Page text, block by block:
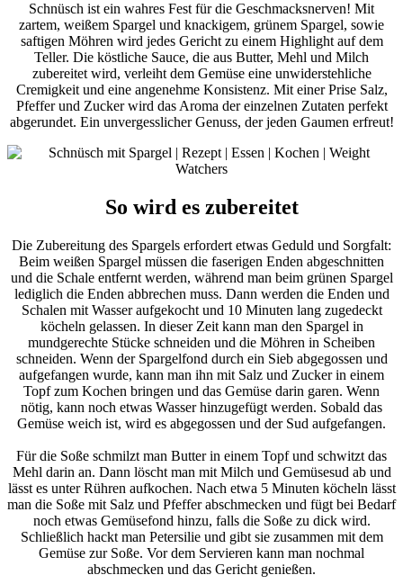
Schnüsch ist ein wahres Fest für die Geschmacksnerven! Mit
zartem, weißem Spargel und knackigem, grünem Spargel, sowie
saftigen Möhren wird jedes Gericht zu einem Highlight auf dem
Teller. Die köstliche Sauce, die aus Butter, Mehl und Milch
zubereitet wird, verleiht dem Gemüse eine unwiderstehliche
Cremigkeit und eine angenehme Konsistenz. Mit einer Prise Salz,
Pfeffer und Zucker wird das Aroma der einzelnen Zutaten perfekt
abgerundet. Ein unvergesslicher Genuss, der jeden Gaumen erfreut!
So wird es zubereitet
Die Zubereitung des Spargels erfordert etwas Geduld und Sorgfalt:
Beim weißen Spargel müssen die faserigen Enden abgeschnitten
und die Schale entfernt werden, während man beim grünen Spargel
lediglich die Enden abbrechen muss. Dann werden die Enden und
Schalen mit Wasser aufgekocht und 10 Minuten lang zugedeckt
köcheln gelassen. In dieser Zeit kann man den Spargel in
mundgerechte Stücke schneiden und die Möhren in Scheiben
schneiden. Wenn der Spargelfond durch ein Sieb abgegossen und
aufgefangen wurde, kann man ihn mit Salz und Zucker in einem
Topf zum Kochen bringen und das Gemüse darin garen. Wenn
nötig, kann noch etwas Wasser hinzugefügt werden. Sobald das
Gemüse weich ist, wird es abgegossen und der Sud aufgefangen.
Für die Soße schmilzt man Butter in einem Topf und schwitzt das
Mehl darin an. Dann löscht man mit Milch und Gemüsesud ab und
lässt es unter Rühren aufkochen. Nach etwa 5 Minuten köcheln lässt
man die Soße mit Salz und Pfeffer abschmecken und fügt bei Bedarf
noch etwas Gemüsefond hinzu, falls die Soße zu dick wird.
Schließlich hackt man Petersilie und gibt sie zusammen mit dem
Gemüse zur Soße. Vor dem Servieren kann man nochmal
abschmecken und das Gericht genießen.